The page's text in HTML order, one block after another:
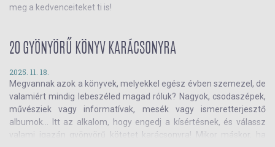
meg a kedvenceiteket ti is!
20 GYÖNYÖRŰ KÖNYV KARÁCSONYRA
2025. 11. 18.
Megvannak azok a könyvek, melyekkel egész évben szemezel, de
valamiért mindig lebeszéled magad róluk? Nagyok, csodaszépek,
művésziek vagy informatívak, mesék vagy ismeretterjesztő
albumok... Itt az alkalom, hogy engedj a kísértésnek, és válassz
valami igazán gyönyörű kötetet karácsonyra! Mikor máskor, ha